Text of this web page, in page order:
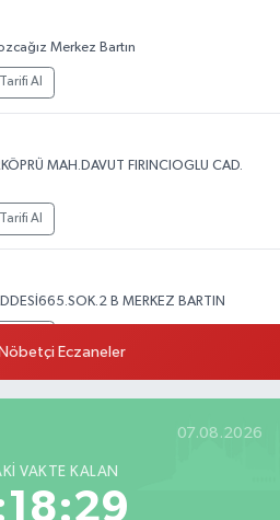
Merkez Bartın
Al
MAH.DAVUT FIRINCIOGLU CAD.
Al
B MERKEZ BARTIN
Ana Sokak No:20 8 Merkez Bartın
Eczaneler
07.08.2026
VAKTE KALAN